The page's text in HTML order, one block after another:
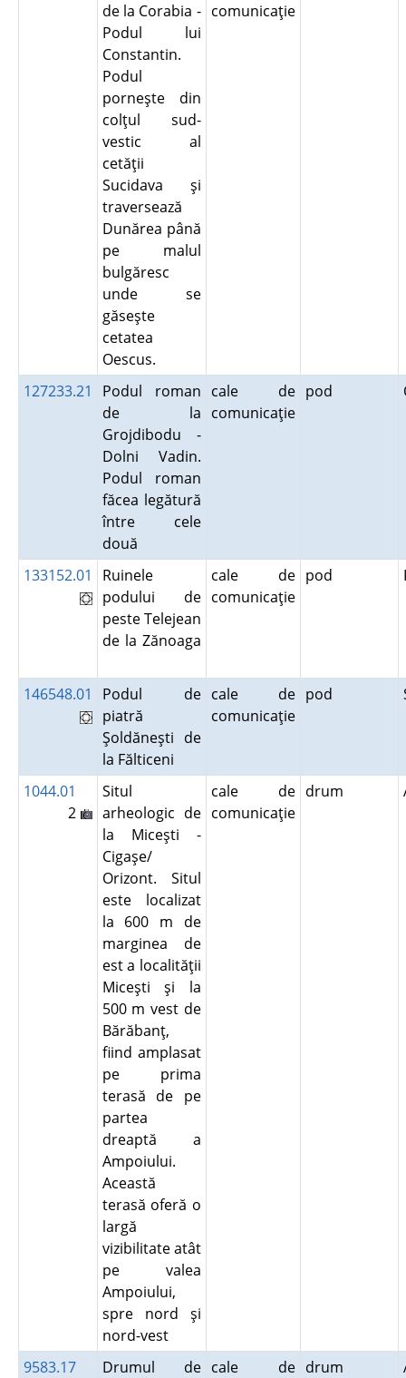
de la Corabia -
Podul lui
Constantin.
Podul
porneşte din
colţul sud-
vestic al
cetăţii
Sucidava şi
traversează
Dunărea până
pe malul
bulgăresc
unde se
găseşte
cetatea
Oescus.
comunicaţie
127233.21
Podul roman
de la
Grojdibodu -
Dolni Vadin.
Podul roman
făcea legătură
între cele
două
cale de
comunicaţie
pod
133152.01
Ruinele
podului de
peste Telejean
de la Zănoaga
cale de
comunicaţie
pod
146548.01
Podul de
piatră
Şoldăneşti de
la Fălticeni
cale de
comunicaţie
pod
1044.01
2
Situl
arheologic de
la Miceşti -
Cigaşe/
Orizont. Situl
este localizat
la 600 m de
marginea de
est a localităţii
Miceşti şi la
500 m vest de
Bărăbanţ,
fiind amplasat
pe prima
terasă de pe
partea
dreaptă a
Ampoiului.
Această
terasă oferă o
largă
vizibilitate atât
pe valea
Ampoiului,
spre nord şi
nord-vest
cale de
comunicaţie
drum
9583.17
Drumul de cale de drum